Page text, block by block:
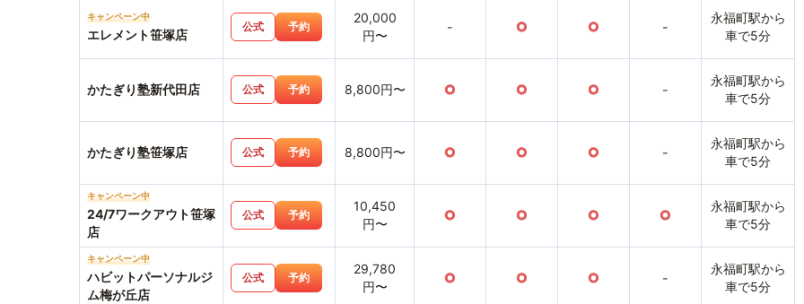
キャンペーン中
エレメント笹塚店
公式 予約
20,000
円〜
- ○ ○ -
永福町駅から
車で5分
かたぎり塾新代田店 公式 予約 8,800円〜 ○ ○ ○ -
永福町駅から
車で5分
かたぎり塾笹塚店 公式 予約 8,800円〜 ○ ○ ○ -
永福町駅から
車で5分
キャンペーン中
24/7ワークアウト笹塚
店
公式 予約
10,450
円〜
○ ○ ○ ○
永福町駅から
車で5分
キャンペーン中
ハビットパーソナルジ
ム梅が丘店
公式 予約
29,780
円〜
○ ○ ○ -
永福町駅から
車で5分